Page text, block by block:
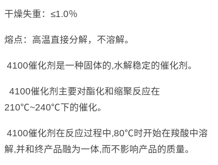
干燥失重：≤1.0％
熔点：高温直接分解，不溶解。
4100催化剂是一种固体的,水解稳定的催化剂。
4100催化剂主要对酯化和缩聚反应在
210℃~240℃下的催化。
4100催化剂在反应过程中,80℃时开始在羧酸中溶
解,并和终产品融为一体,而不影响产品的质量。